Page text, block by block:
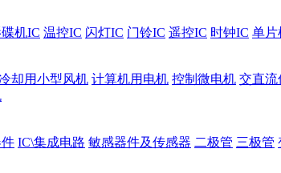
机IC 温控IC 闪灯IC 门铃IC 遥控IC 时钟IC 单片
却用小型风机 计算机用电机 控制微电机 交直流
IC\集成电路 敏感器件及传感器 二极管 三极管